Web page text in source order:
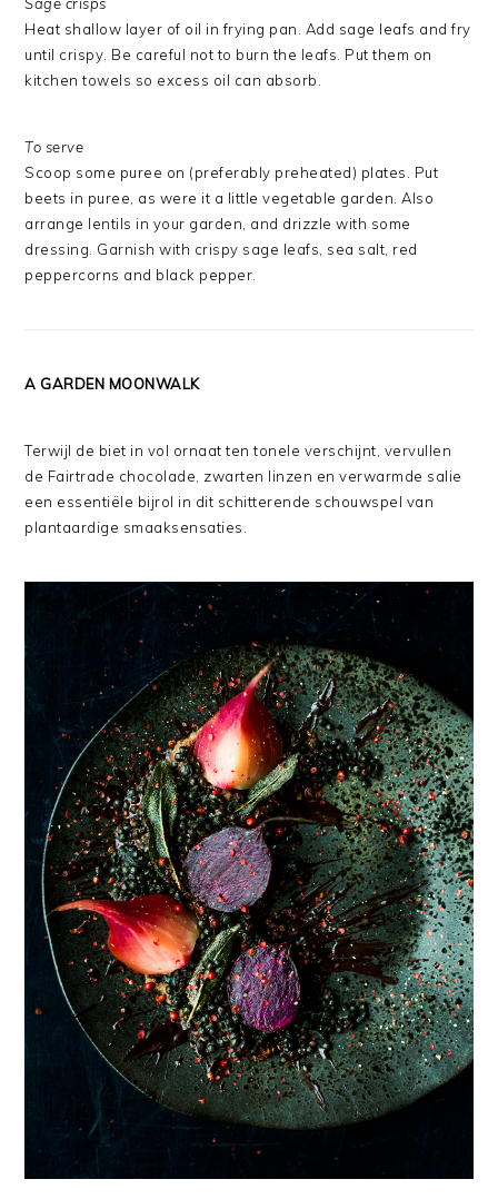
Heat shallow layer of oil in frying pan. Add sage leafs and fry
until crispy. Be careful not to burn the leafs. Put them on
kitchen towels so excess oil can absorb.
To serve
Scoop some puree on (preferably preheated) plates. Put
beets in puree, as were it a little vegetable garden. Also
arrange lentils in your garden, and drizzle with some
dressing. Garnish with crispy sage leafs, sea salt, red
peppercorns and black pepper.
A GARDEN MOONWALK
Terwijl de biet in vol ornaat ten tonele verschijnt, vervullen
de Fairtrade chocolade, zwarten linzen en verwarmde salie
een essentiële bijrol in dit schitterende schouwspel van
plantaardige smaaksensaties.